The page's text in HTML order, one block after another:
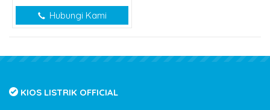
Hubungi Kami
KIOS LISTRIK OFFICIAL